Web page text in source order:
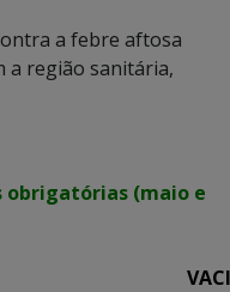
a febre aftosa
a região sanitária,
obrigatórias (maio e